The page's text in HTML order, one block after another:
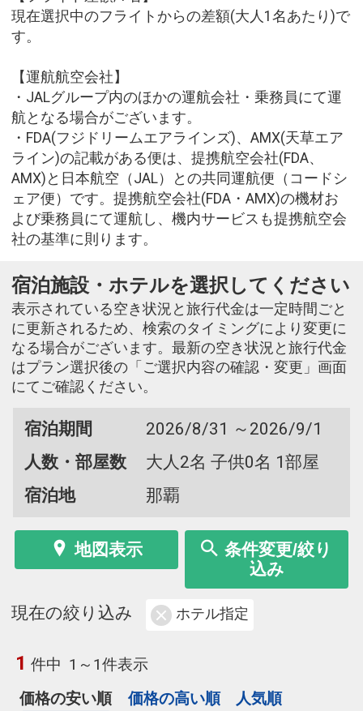
現在選択中のフライトからの差額(大人1名あたり)で
す。
【運航航空会社】
・JALグループ内のほかの運航会社・乗務員にて運
航となる場合がございます。
・FDA(フジドリームエアラインズ)、AMX(天草エア
ライン)の記載がある便は、提携航空会社(FDA、
AMX)と日本航空（JAL）との共同運航便（コードシ
ェア便）です。提携航空会社(FDA・AMX)の機材お
よび乗務員にて運航し、機内サービスも提携航空会
社の基準に則ります。
宿泊施設・ホテルを選択してください
表示されている空き状況と旅行代金は一定時間ごと
に更新されるため、検索のタイミングにより変更に
なる場合がございます。最新の空き状況と旅行代金
はプラン選択後の「ご選択内容の確認・変更」画面
にてご確認ください。
宿泊期間
2026/8/31 ～2026/9/1
人数・部屋数
大人2名 子供0名 1部屋
宿泊地
那覇
地図表示
条件変更/絞り
込み
現在の絞り込み ホテル指定
1 件中 1～1件表示
価格の安い順
価格の高い順 人気順